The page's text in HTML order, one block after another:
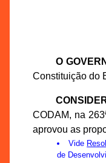
O
Constituição do
CODAM, na
aprovou as
Vide
de